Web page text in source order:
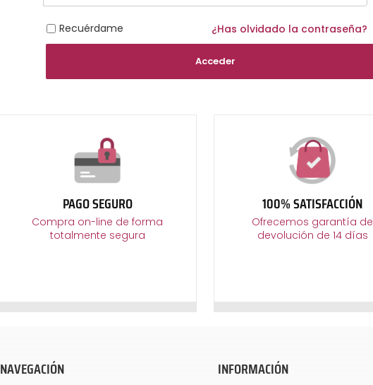
Recuérdame ¿Has olvidado la contraseña?
Acceder
PAGO SEGURO
Compra on-line de forma
totalmente segura
100% SATISFACCIÓN
Ofrecemos garantía de
devolución de 14 días
NAVEGACIÓN INFORMACIÓN